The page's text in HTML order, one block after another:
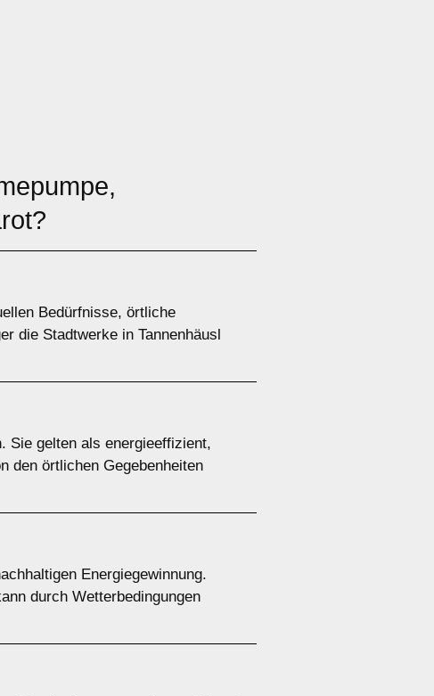
Bedürfnisse, örtliche
die Stadtwerke in Tannenhäusl
Sie gelten als energieeffizient,
den örtlichen Gegebenheiten
Energiegewinnung.
durch Wetterbedingungen